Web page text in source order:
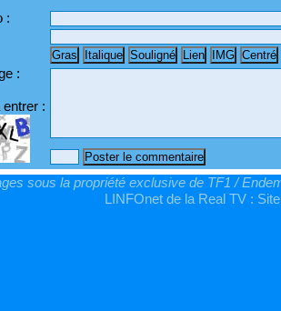
:
:
:
sous la propriété exclusive de TF1 /
LINFOnet de la Real TV :